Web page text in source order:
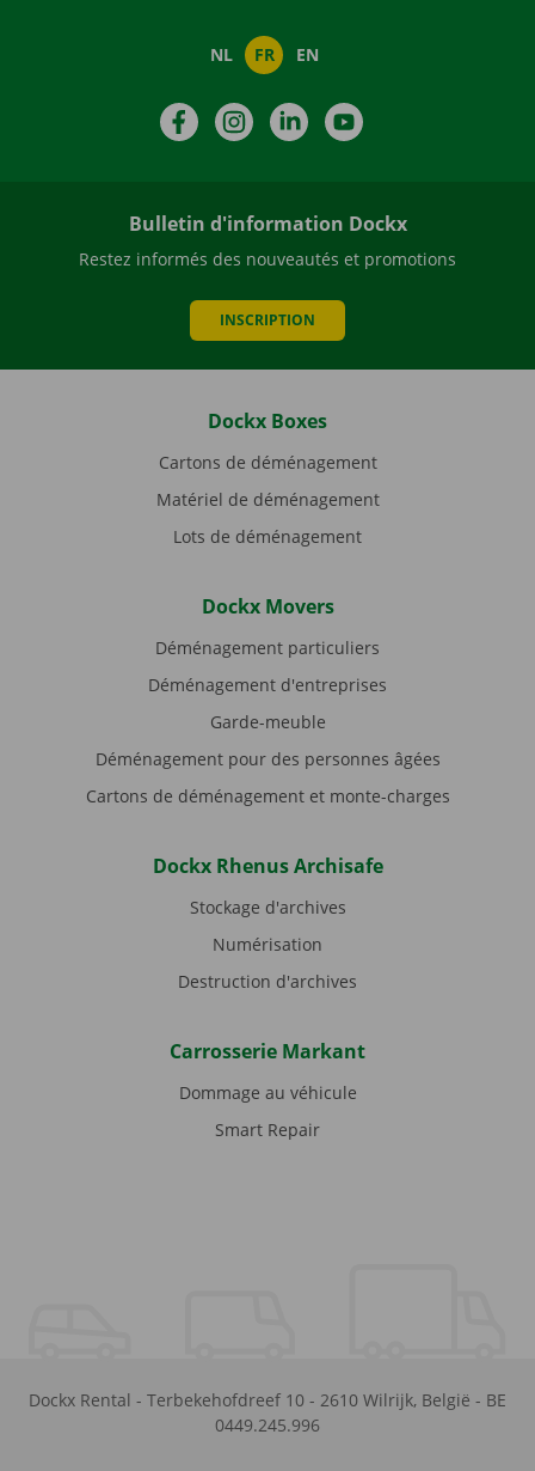
NL FR EN
FacebookInstagramLinkedIn
Bulletin d'information Dockx
Restez informés des nouveautés et promotions
INSCRIPTION
Dockx Boxes
Cartons de déménagement
Matériel de déménagement
Lots de déménagement
Dockx Movers
Déménagement particuliers
Déménagement d'entreprises
Garde-meuble
Déménagement pour des personnes âgées
Cartons de déménagement et monte-charges
Dockx Rhenus Archisafe
Stockage d'archives
Numérisation
Destruction d'archives
Carrosserie Markant
Dommage au véhicule
Smart Repair
Dockx Rental - Terbekehofdreef 10 - 2610 Wilrijk, België - BE
0449.245.996